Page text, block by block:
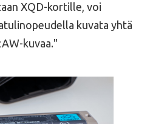
XQD-kortille, voi
kuvata yhtä
kuvaa.